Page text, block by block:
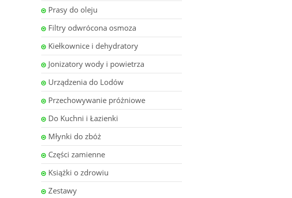
Prasy do oleju
Filtry odwrócona osmoza
Kiełkownice i dehydratory
Jonizatory wody i powietrza
Urządzenia do Lodów
Przechowywanie próżniowe
Do Kuchni i Łazienki
Młynki do zbóż
Części zamienne
Książki o zdrowiu
Zestawy